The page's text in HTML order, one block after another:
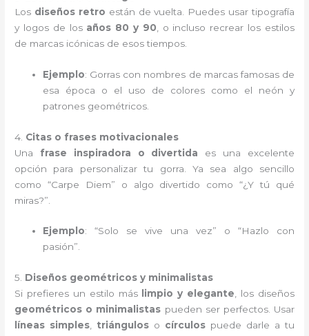
Los diseños retro están de vuelta. Puedes usar tipografía
y logos de los años 80 y 90 , o incluso recrear los estilos
de marcas icónicas de esos tiempos.
Ejemplo: Gorras con nombres de marcas famosas de
esa época o el uso de colores como el neón y
patrones geométricos.
4. Citas o frases motivacionales
Una frase inspiradora o divertida es una excelente
opción para personalizar tu gorra. Ya sea algo sencillo
como “Carpe Diem” o algo divertido como “¿Y tú qué
miras?”.
Ejemplo: “Solo se vive una vez” o “Hazlo con
pasión”.
5. Diseños geométricos y minimalistas
Si prefieres un estilo más
limpio y elegante, los diseños
geométricos o minimalistas pueden ser perfectos. Usar
líneas simples, triángulos o círculos puede darle a tu